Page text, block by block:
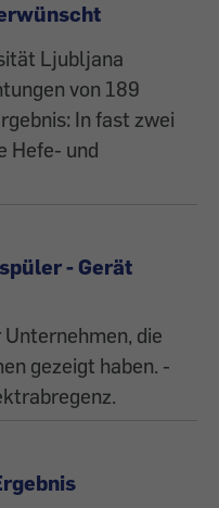
Ljubljana
von 189
In fast zwei
Hefe- und
- Gerät
die
gezeigt haben. -